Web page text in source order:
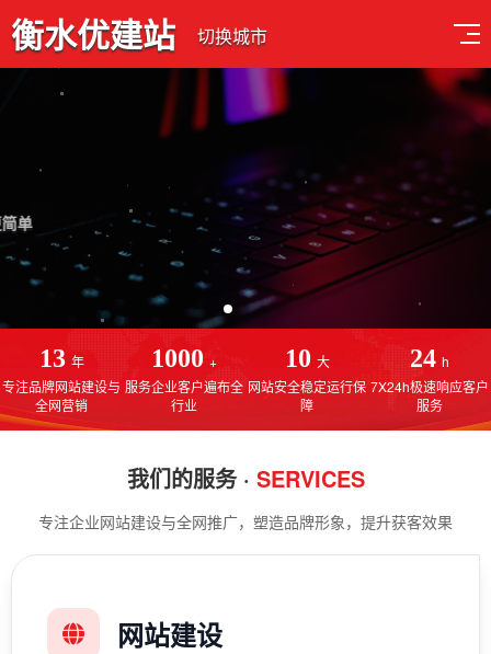
衡水优建站 切换城市
深耕网站建设行业13年
专注于衡水网站建设，衡水网站制作，衡水SEO优化排名
13 年
专注品牌网站建设与
全网营销
1000 +
服务企业客户遍布全
行业
10 大
网站安全稳定运行保
障
24 h
7X24h极速响应客户
服务
我们的服务 · SERVICES
专注企业网站建设与全网推广，塑造品牌形象，提升获客效果
网站建设